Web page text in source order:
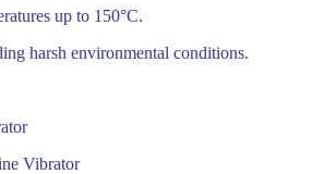
up to 150°C.
harsh environmental conditions.
Vibrator